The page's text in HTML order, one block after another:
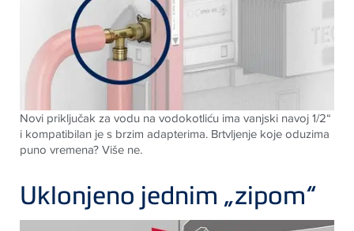
Novi priključak za vodu na vodokotliću ima vanjski navoj 1/2“
i kompatibilan je s brzim adapterima. Brtvljenje koje oduzima
puno vremena? Više ne.
Uklonjeno jednim „zipom“